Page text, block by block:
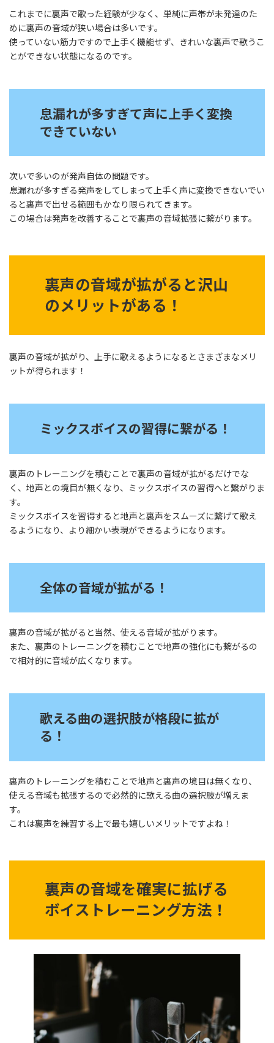
これまでに裏声で歌った経験が少なく、単純に声帯が未発達のた
めに裏声の音域が狭い場合は多いです。
使っていない筋力ですので上手く機能せず、きれいな裏声で歌うこ
とができない状態になるのです。
息漏れが多すぎて声に上手く変換
できていない
次いで多いのが発声自体の問題です。
息漏れが多すぎる発声をしてしまって上手く声に変換できないでい
ると裏声で出せる範囲もかなり限られてきます。
この場合は発声を改善することで裏声の音域拡張に繋がります。
裏声の音域が拡がると沢山
のメリットがある！
裏声の音域が拡がり、上手に歌えるようになるとさまざまなメリ
ットが得られます！
ミックスボイスの習得に繋がる！
裏声のトレーニングを積むことで裏声の音域が拡がるだけでな
く、地声との境目が無くなり、ミックスボイスの習得へと繋がりま
す。
ミックスボイスを習得すると地声と裏声をスムーズに繋げて歌え
るようになり、より細かい表現ができるようになります。
全体の音域が拡がる！
裏声の音域が拡がると当然、使える音域が拡がります。
また、裏声のトレーニングを積むことで地声の強化にも繋がるの
で相対的に音域が広くなります。
歌える曲の選択肢が格段に拡が
る！
裏声のトレーニングを積むことで地声と裏声の境目は無くなり、
使える音域も拡張するので必然的に歌える曲の選択肢が増えま
す。
これは裏声を練習する上で最も嬉しいメリットですよね！
裏声の音域を確実に拡げる
ボイストレーニング方法！